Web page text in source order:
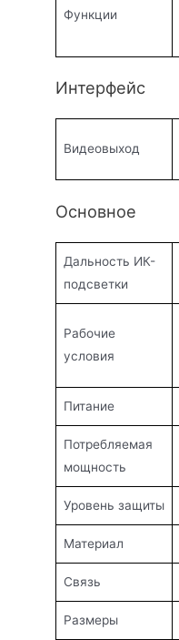
Функции
Интерфейс
Видеовыход
Основное
Дальность ИК-
подсветки
Рабочие
условия
Питание
Потребляемая
мощность
Уровень защиты
Материал
Связь
Размеры